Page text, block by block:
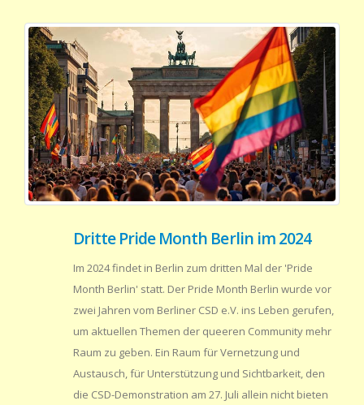
Dritte Pride Month Berlin im 2024
Im 2024 findet in Berlin zum dritten Mal der 'Pride
Month Berlin' statt. Der Pride Month Berlin wurde vor
zwei Jahren vom Berliner CSD e.V. ins Leben gerufen,
um aktuellen Themen der queeren Community mehr
Raum zu geben. Ein Raum für Vernetzung und
Austausch, für Unterstützung und Sichtbarkeit, den
die CSD-Demonstration am 27. Juli allein nicht bieten